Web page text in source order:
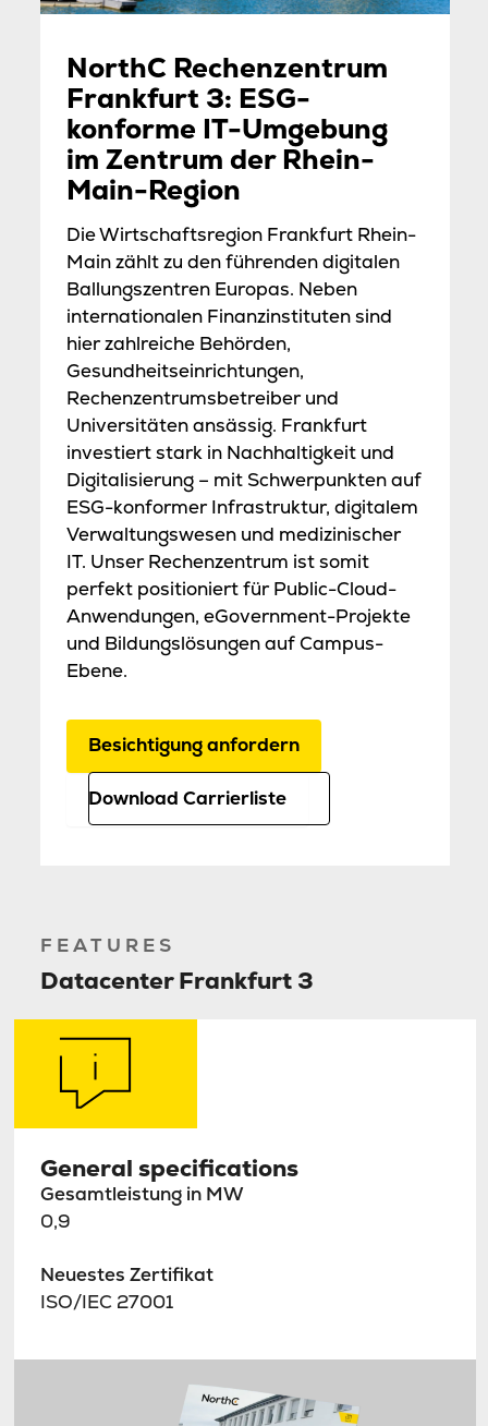
NorthC Rechenzentrum
Frankfurt 3: ESG-
konforme IT-Umgebung
im Zentrum der Rhein-
Main-Region
Die Wirtschaftsregion Frankfurt Rhein-
Main zählt zu den führenden digitalen
Ballungszentren Europas. Neben
internationalen Finanzinstituten sind
hier zahlreiche Behörden,
Gesundheitseinrichtungen,
Rechenzentrumsbetreiber und
Universitäten ansässig. Frankfurt
investiert stark in Nachhaltigkeit und
Digitalisierung – mit Schwerpunkten auf
ESG-konformer Infrastruktur, digitalem
Verwaltungswesen und medizinischer
IT. Unser Rechenzentrum ist somit
perfekt positioniert für Public-Cloud-
Anwendungen, eGovernment-Projekte
und Bildungslösungen auf Campus-
Ebene.
Besichtigung anfordern
Download Carrierliste
FEATURES
Datacenter Frankfurt 3
General specifications
Gesamtleistung in MW
0,9
Neuestes Zertifikat
ISO/IEC 27001